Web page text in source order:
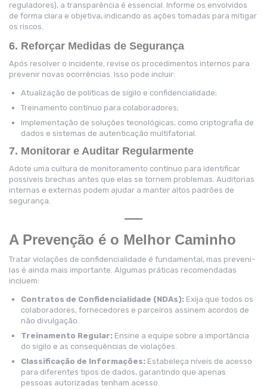
reguladores), a transparência é essencial. Informe os envolvidos
de forma clara e objetiva, indicando as ações tomadas para mitigar
os riscos.
6. Reforçar Medidas de Segurança
Após resolver o incidente, revise os procedimentos internos para
prevenir novas ocorrências. Isso pode incluir:
Atualização de políticas de sigilo e confidencialidade;
Treinamento contínuo para colaboradores;
Implementação de soluções tecnológicas, como criptografia de
dados e sistemas de autenticação multifatorial.
7. Monitorar e Auditar Regularmente
Adote uma cultura de monitoramento contínuo para identificar
possíveis brechas antes que elas se tornem problemas. Auditorias
internas e externas podem ajudar a manter altos padrões de
segurança.
A Prevenção é o Melhor Caminho
Tratar violações de confidencialidade é fundamental, mas preveni-
las é ainda mais importante. Algumas práticas recomendadas
incluem:
Contratos de Confidencialidade (NDAs): Exija que todos os
colaboradores, fornecedores e parceiros assinem acordos de
não divulgação.
Treinamento Regular: Ensine a equipe sobre a importância
do sigilo e as consequências de violações.
Classificação de Informações: Estabeleça níveis de acesso
para diferentes tipos de dados, garantindo que apenas
pessoas autorizadas tenham acesso.